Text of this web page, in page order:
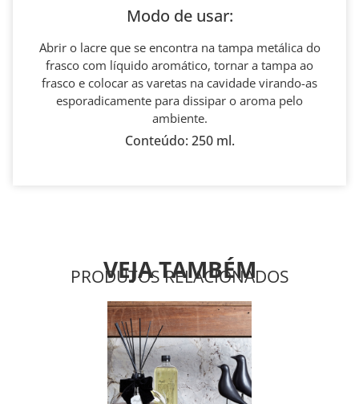
Modo de usar:
Abrir o lacre que se encontra na tampa metálica do
frasco com líquido aromático, tornar a tampa ao
frasco e colocar as varetas na cavidade virando-as
esporadicamente para dissipar o aroma pelo
ambiente.
Conteúdo: 250 ml.
VEJA TAMBÉM
PRODUTOS RELACIONADOS